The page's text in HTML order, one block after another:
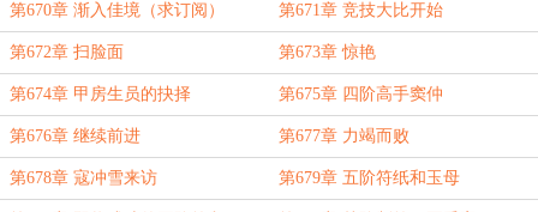
第670章 渐入佳境（求订阅） 第671章 竞技大比开始
第672章 扫脸面 第673章 惊艳
第674章 甲房生员的抉择 第675章 四阶高手窦仲
第676章 继续前进 第677章 力竭而败
第678章 寇冲雪来访 第679章 五阶符纸和玉母